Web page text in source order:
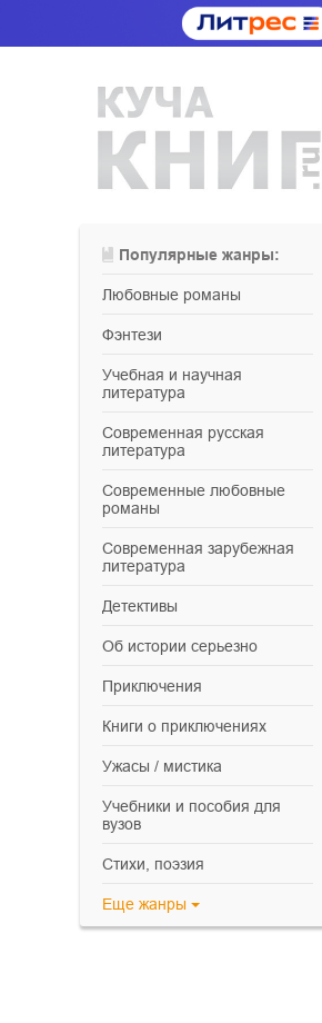
Популярные жанры:
любовные романы
фэнтези
учебная и научная
литература
современная русская
литература
современные любовные
романы
современная зарубежная
литература
детективы
об истории серьезно
приключения
книги о приключениях
ужасы / мистика
учебники и пособия для
вузов
cтихи, поэзия
Еще жанры